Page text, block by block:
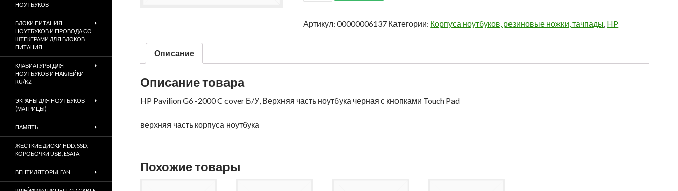
Артикул:00000006137 Категории: Корпуса ноутбуков, резиновые ножки, тачпады HP
Описание
Описание товара
HP Pavilion G6 -2000 C cover Б/У, Верхняя часть ноутбука черная с кнопками Touch Pad
верхняя часть корпуса ноутбука
Похожие товары
НОУТБУКОВ
БЛОКИ ПИТАНИЯ
НОУТБУКОВ И ПРОВОДА СО
ШТЕКЕРАМИ ДЛЯ БЛОКОВ
ПИТАНИЯ
КЛАВИАТУРЫ ДЛЯ
НОУТБУКОВ И НАКЛЕЙКИ
RU/KZ
ЭКРАНЫ ДЛЯ НОУТБУКОВ
(МАТРИЦЫ)
ПАМЯТЬ
ЖЕСТКИЕ ДИСКИ HDD, SSD,
КОРОБОЧКИ USB, ESATA
ВЕНТИЛЯТОРЫ, FAN